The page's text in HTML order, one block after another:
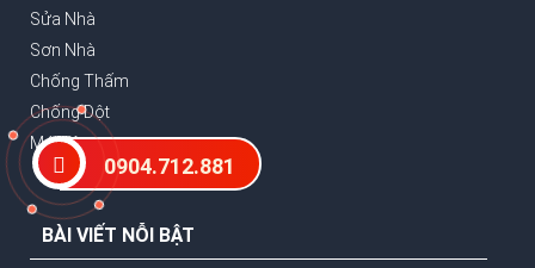
Sửa Nhà
Sơn Nhà
Chống Thấm
Chống Dột
Mái Tôn
BÀI VIẾT NỖI BẬT
0904.712.881